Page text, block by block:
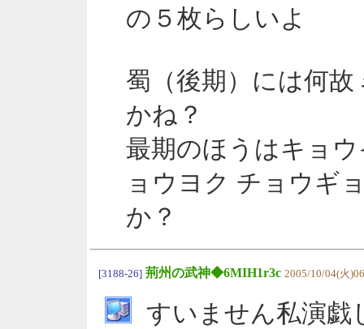
の５枚らしいよ
蜀（後期）には何
かね？
最期のほうはキョ
ョウヨク チョウギ
か？
[3188-26] 荊州の武神◆6MIH1r3c 2005/10/04(火
すいません私演戯